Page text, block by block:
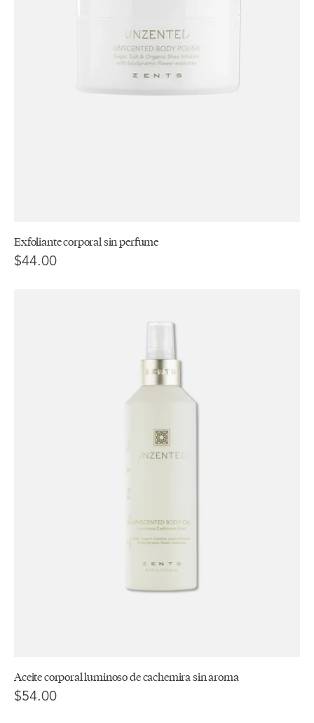
Exfoliante corporal sin perfume
$44.00
Aceite corporal luminoso de cachemira sin aroma
$54.00